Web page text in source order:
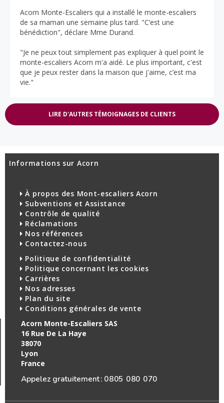
Acorn Monte-Escaliers qui a installé le monte-escaliers
de sa maman une semaine plus tard. "C’est une
bénédiction", déclare Mme Durand.
"Je ne peux tout simplement pas expliquer à quel point le
monte-escaliers Acorn m'a aidé. Le plus important, c'est
que je peux rester dans la maison que j'aime, c’est ma
vie."
LIRE D'AUTRES TÉMOIGNAGES DE CLIENTS
Informations sur Acorn
À propos des Mont-escaliers Acorn
Subventions et Assistance
Contrôle de qualité
Réclamations
Nos références
Contactez-nous
Politique de confidentialité
Politique concernant les cookies
Carrières
Nos adresses
Plan du site
Conditions générales de vente
Acorn Monte-Escaliers SAS
16 Rue De La Haye
38070
Lyon
France
Appelez gratuitement : 0805 080 070